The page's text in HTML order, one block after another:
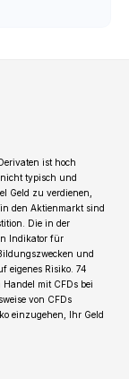
ist hoch
typisch und
Geld zu verdienen,
den Aktienmarkt sind
Die in der
Indikator für
und
eigenes Risiko. 74
mit CFDs bei
von CFDs
einzugehen, Ihr Geld